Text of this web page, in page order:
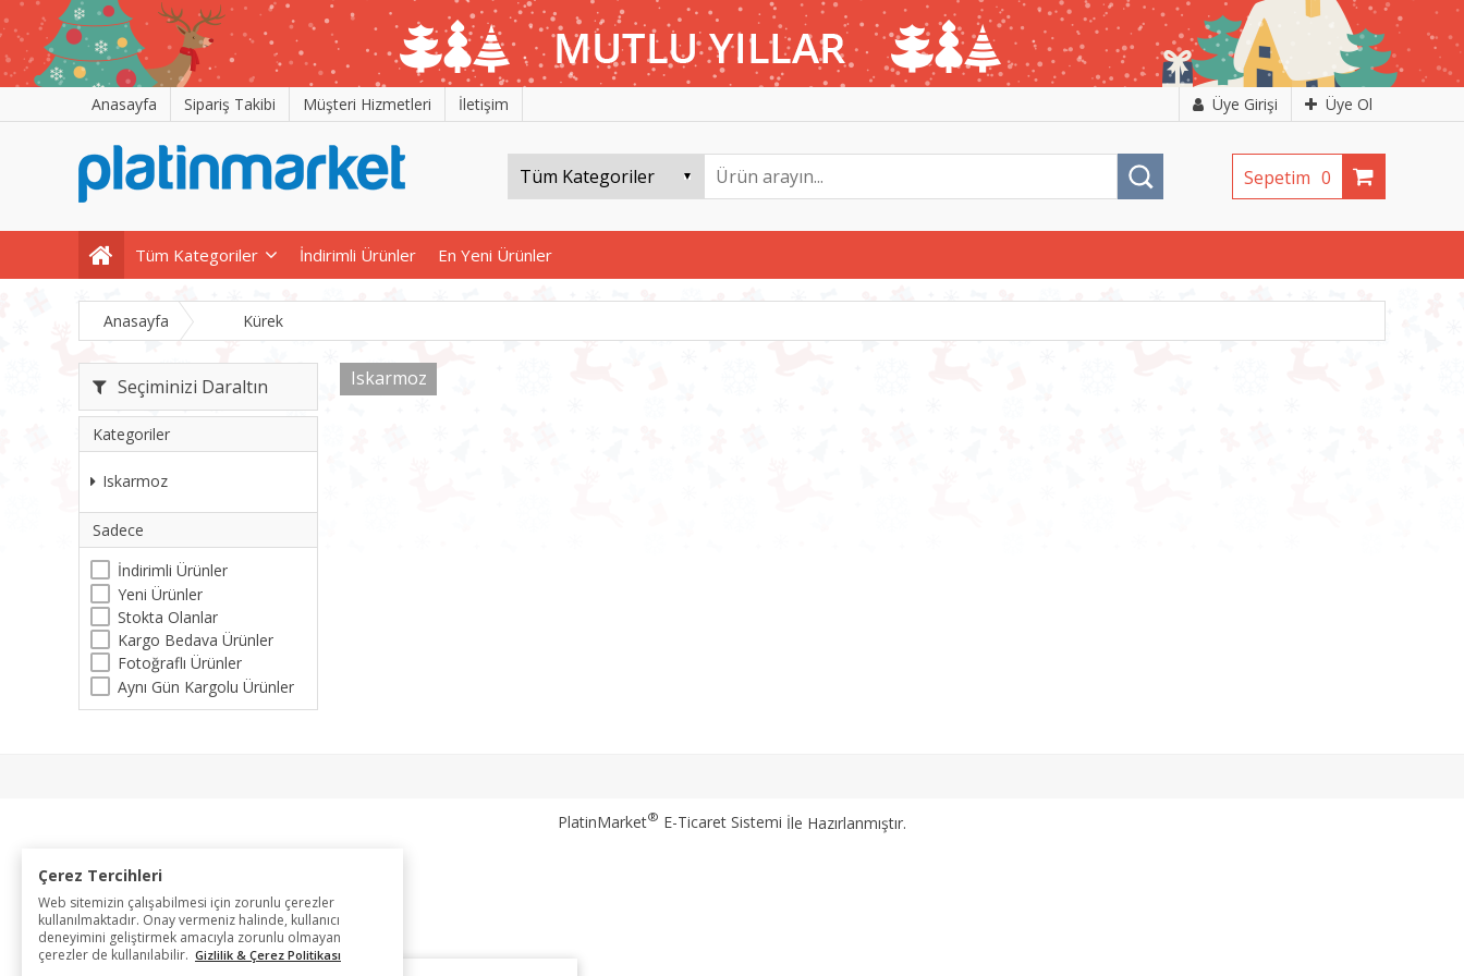
Anasayfa Sipariş Takibi Müşteri Hizmetleri İletişim Üye Girişi Üye Ol
Sepetim 0
Tüm Kategoriler İndirimli Ürünler En Yeni Ürünler
Anasayfa Kürek
Seçiminizi Daraltın
Kategoriler
Iskarmoz
Sadece
İndirimli Ürünler
Yeni Ürünler
Stokta Olanlar
Kargo Bedava Ürünler
Fotoğraflı Ürünler
Aynı Gün Kargolu Ürünler
Iskarmoz
Çerez Tercihleri
Web sitemizin çalışabilmesi için zorunlu çerezler
kullanılmaktadır. Onay vermeniz halinde, kullanıcı
deneyimini geliştirmek amacıyla zorunlu olmayan
çerezler de kullanılabilir. Gizlilik & Çerez Politikası
PlatinMarket® E-Ticaret Sistemi İle Hazırlanmıştır.